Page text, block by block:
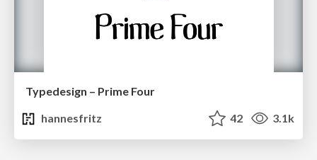
Typedesign – Prime Four
hannesfritz
42 3.1k